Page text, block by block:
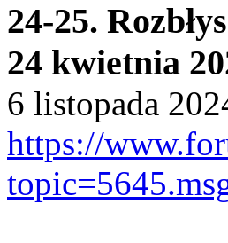
24-25.
24 kwietnia
6 listopada
https://